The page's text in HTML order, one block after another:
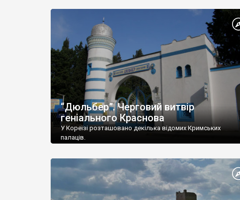
“Дюльбер”. Черговий витвір
геніального Краснова
У Кореїзі розташовано декілька відомих Кримських
палаців.